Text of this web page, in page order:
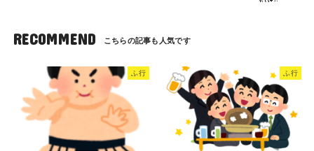
RECOMMEND
ふ行 ふ行